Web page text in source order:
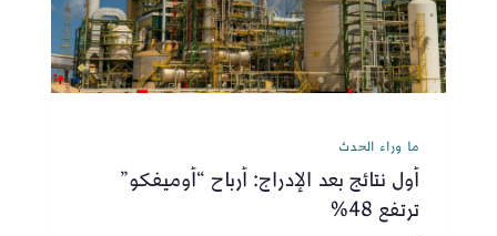
ما وراء الحدث
أول نتائج بعد الإدراج: أرباح “أوميفكو”
ترتفع 48%